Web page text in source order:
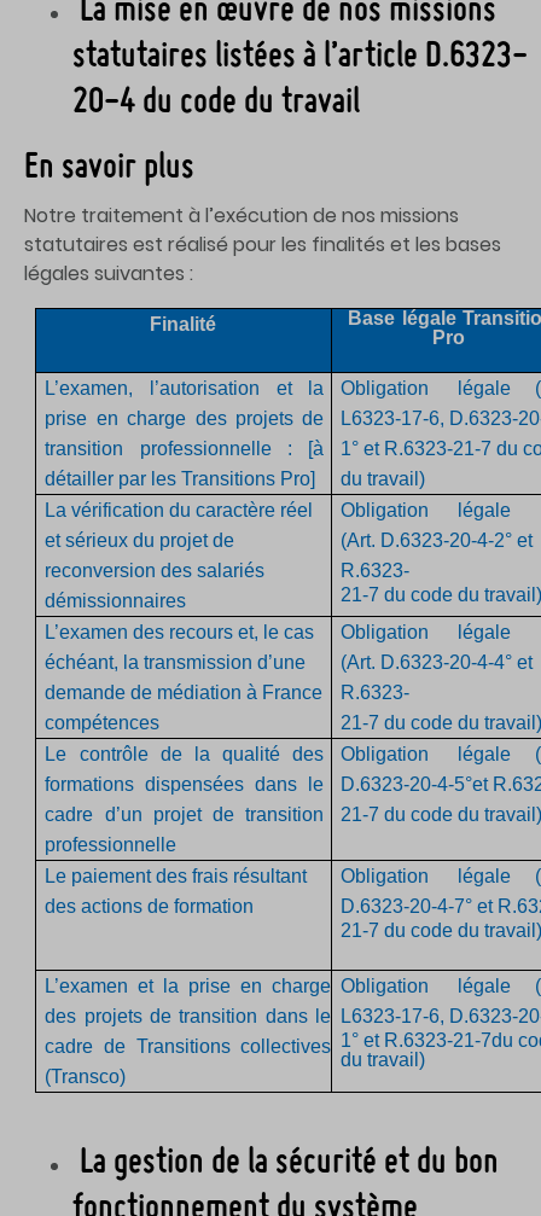
La mise en œuvre de nos missions
statutaires listées à l’article D.6323-
20-4 du code du travail
En savoir plus
Notre traitement à l’exécution de nos missions
statutaires est réalisé pour les finalités et les bases
légales suivantes :
Finalité
Base légale
Pro
L’examen, l’autorisation et la
prise en charge des projets de
transition professionnelle : [à
détailler par les Transitions Pro]
Obligation légale
L6323-17-6, D.6323-
1° et R.6323-21-7 du
du travail)
La vérification du caractère réel
et sérieux du projet de
reconversion des salariés
démissionnaires
Obligation légale
(Art. D.6323-20-4-2° et
R.6323-
21-7 du code du
L’examen des recours et, le cas
échéant, la transmission d’une
demande de médiation à France
compétences
Obligation légale
(Art. D.6323-20-4-4° et
R.6323-
21-7 du code du
Le contrôle de la qualité des
formations dispensées dans le
cadre d’un projet de transition
professionnelle
Obligation légale
D.6323-20-4-5°et
21-7 du code du
Le paiement des frais résultant
des actions de formation
Obligation légale
D.6323-20-4-7° et
21-7 du code du
L’examen et la prise en charge
des projets de transition dans le
cadre de Transitions collectives
(Transco)
Obligation légale
L6323-17-6, D.6323-
1° et R.6323-21-7du
du travail)
La gestion de la sécurité et du bon